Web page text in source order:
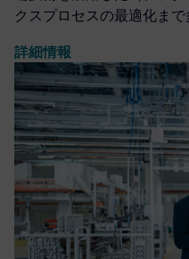
クスプロセスの最適化まで
詳細情報